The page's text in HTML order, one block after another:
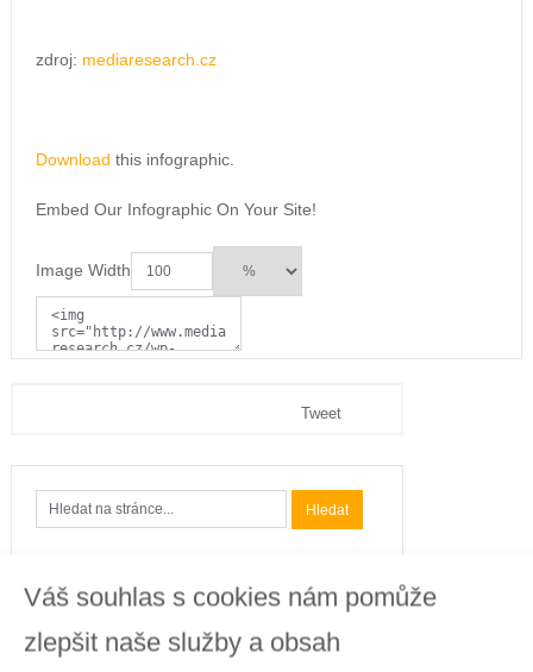
Váš souhlas s cookies nám pomůže
zlepšit naše služby a obsah
zdroj: mediaresearch.cz
Download this infographic.
Embed Our Infographic On Your Site!
Image Width
Tweet
Business